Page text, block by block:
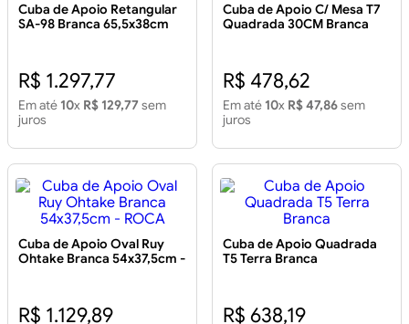
Cuba de Apoio Retangular
SA-98 Branca 65,5x38cm
R$ 1.297,77
Em até 10x R$ 129,77 sem
juros
Cuba de Apoio C/ Mesa T7
Quadrada 30CM Branca
R$ 478,62
Em até 10x R$ 47,86sem
juros
Cuba de Apoio Oval Ruy
Ohtake Branca 54x37,5cm -
R$ 1.129,89
Cuba de Apoio Quadrada
T5 Terra Branca
R$ 638,19